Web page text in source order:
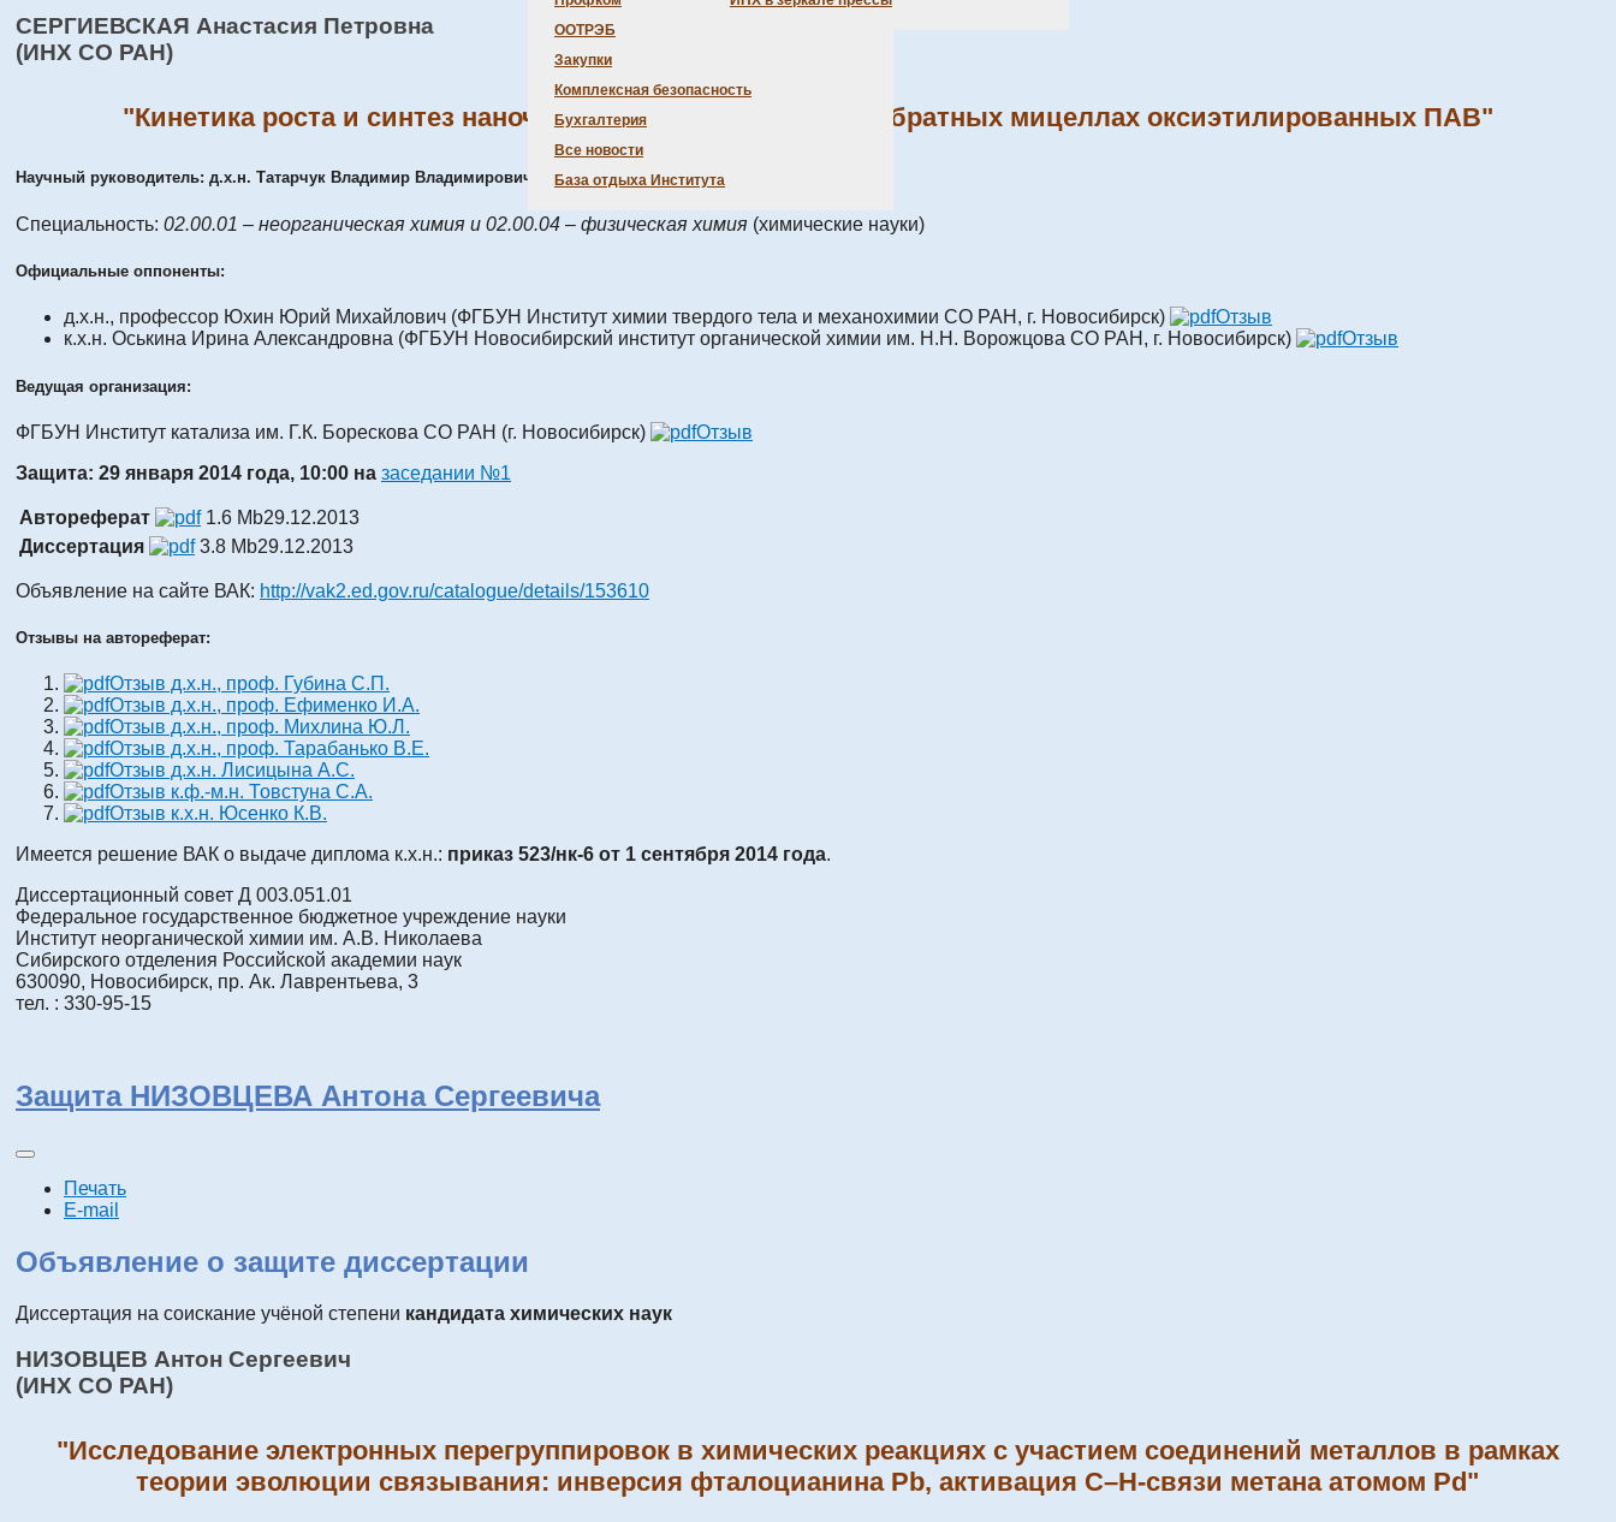
ООТРЭБ
Закупки
Комплексная безопасность
Бухгалтерия
Все новости
База отдыха Института
СЕРГИЕВСКАЯ Анастасия Петровна
(ИНХ СО РАН)
"Кинетика роста и синтез наночастиц золота и серебра в обратных мицеллах оксиэтилированных ПАВ"
Научный руководитель: д.х.н. Татарчук Владимир Владимирович Отзыв
Специальность: 02.00.01 – неорганическая химия и 02.00.04 – физическая химия (химические науки)
Официальные оппоненты:
д.х.н., профессор Юхин Юрий Михайлович (ФГБУН Институт химии твердого тела и механохимии СО РАН, г. Новосибирск)
Отзыв
к.х.н. Оськина Ирина Александровна (ФГБУН Новосибирский институт органической химии им. Н.Н. Ворожцова СО РАН, г. Новосибирск)
Отзыв
Ведущая организация:
ФГБУН Институт катализа им. Г.К. Борескова СО РАН (г. Новосибирск)
Отзыв
Защита: 29 января 2014 года, 10:00 на заседании №1
Автореферат 1.6 Mb29.12.2013
Диссертация
3.8 Mb29.12.2013
Объявление на сайте ВАК: http://vak2.ed.gov.ru/catalogue/details/153610
Отзывы на автореферат:
Отзыв д.х.н., проф. Губина С.П.
Отзыв д.х.н., проф. Ефименко И.А.
Отзыв д.х.н., проф. Михлина Ю.Л.
Отзыв д.х.н., проф. Тарабанько В.Е.
Отзыв д.х.н. Лисицына А.С.
Отзыв к.ф.-м.н. Товстуна С.А.
Отзыв к.х.н. Юсенко К.В.
Имеется решение ВАК о выдаче диплома к.х.н.: приказ 523/нк-6 от 1 сентября 2014 года.
Диссертационный совет Д 003.051.01
Федеральное государственное бюджетное учреждение науки
Институт неорганической химии им. А.В. Николаева
Сибирского отделения Российской академии наук
630090, Новосибирск, пр. Ак. Лаврентьева, 3
тел. : 330-95-15
Защита НИЗОВЦЕВА Антона Сергеевича
Печать
E-mail
Объявление о защите диссертации
Диссертация на соискание учёной степени кандидата химических наук
НИЗОВЦЕВ Антон Сергеевич
(ИНХ СО РАН)
"Исследование электронных перегруппировок в химических реакциях с участием соединений металлов в рамках
теории эволюции связывания: инверсия фталоцианина Pb, активация C–H-связи метана атомом Pd"